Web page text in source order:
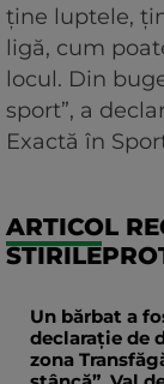
ține luptele,
ligă, cum
locul. Din
sport”, a
Exactă în
ARTICOL
Un bărbat a
declaraţie de
zona